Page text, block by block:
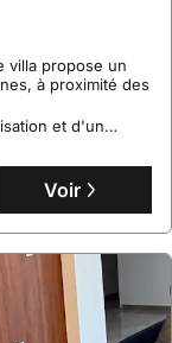
villa propose un
à proximité des
et d'un
de 5 chambres,
Voir